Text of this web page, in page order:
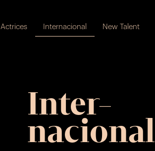
Actrices Internacional New Talent
Inter-
nacional